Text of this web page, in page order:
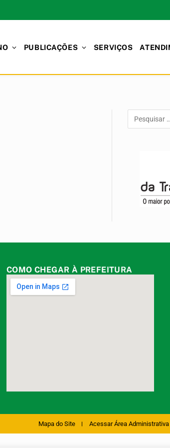
PUBLICAÇÕES SERVIÇOS
COMO CHEGAR À PREFEITURA
Mapa do Site Acessar Área Administrativa